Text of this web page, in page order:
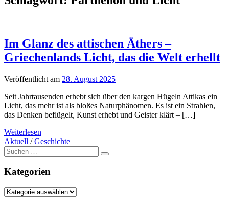
Im Glanz des attischen Äthers –
Griechenlands Licht, das die Welt erhellt
Veröffentlicht am 28. August 2025
Seit Jahrtausenden erhebt sich über den kargen Hügeln Attikas ein
Licht, das mehr ist als bloßes Naturphänomen. Es ist ein Strahlen,
das Denken beflügelt, Kunst erhebt und Geister klärt – […]
Weiterlesen
Aktuell /Geschichte
Suche
nach:
Kategorien
Kategorien